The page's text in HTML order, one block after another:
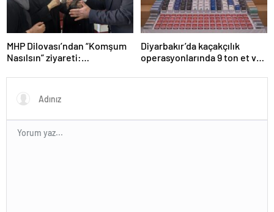
MHP Dilovası’ndan “Komşum
Nasılsın” ziyareti:
insan var”
Diyarbakır’da kaçakçılık
operasyonlarında 9 ton et ve
geçirildi